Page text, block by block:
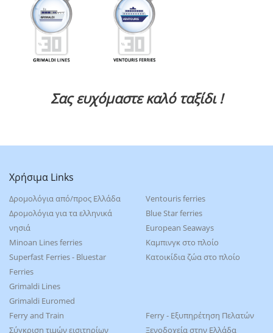
Σας ευχόμαστε καλό ταξίδι !
Χρήσιμα Links
Δρομολόγια από/προς Ελλάδα
Δρομολόγια για τα ελληνικά
νησιά
Minoan Lines ferries
Superfast Ferries - Bluestar
Ferries
Grimaldi Lines
Grimaldi Euromed
Ventouris ferries
Blue Star ferries
European Seaways
Καμπινγκ στο πλοίο
Kατοικίδια ζώα στο πλοίο
Ferry and Train
Σύγκριση τιμών εισιτηρίων
Ferry - Εξυπηρέτηση Πελατών
Ξενοδοχεία στην Ελλάδα